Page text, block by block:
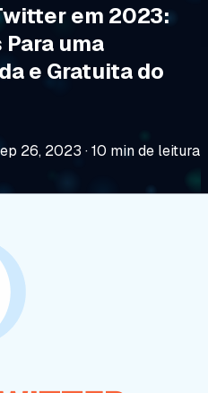
em 2023:
uma
e Gratuita do
26, 2023 ·10 min de leitura